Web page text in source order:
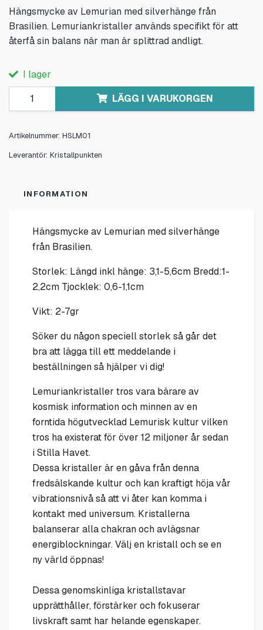
Hängsmycke av Lemurian med silverhänge från
Brasilien. Lemuriankristaller används specifikt för att
återfå sin balans när man är splittrad andligt.
I lager
LÄGG I VARUKORGEN
Artikelnummer: HSLM01
Leverantör: Kristallpunkten
INFORMATION
Hängsmycke av Lemurian med silverhänge
från Brasilien.
Storlek: Längd inkl hänge: 3,1-5,6cm Bredd:1-
2,2cm Tjocklek: 0,6-1,1cm
Vikt: 2-7gr
Söker du någon speciell storlek så går det
bra att lägga till ett meddelande i
beställningen så hjälper vi dig!
Lemuriankristaller tros vara bärare av
kosmisk information och minnen av en
forntida högutvecklad Lemurisk kultur vilken
tros ha existerat för över 12 miljoner år sedan
i Stilla Havet.
Dessa kristaller är en gåva från denna
fredsälskande kultur och kan kraftigt höja vår
vibrationsnivå så att vi åter kan komma i
kontakt med universum. Kristallerna
balanserar alla chakran och avlägsnar
energiblockningar. Välj en kristall och se en
ny värld öppnas!
Dessa genomskinliga kristallstavar
upprätthåller, förstärker och fokuserar
livskraft samt har helande egenskaper.